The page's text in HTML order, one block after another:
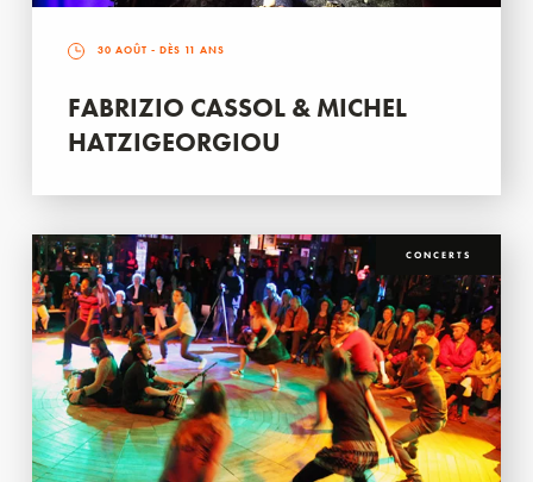
30 AOÛT - DÈS 11 ANS
FABRIZIO CASSOL & MICHEL
HATZIGEORGIOU
CONCERTS